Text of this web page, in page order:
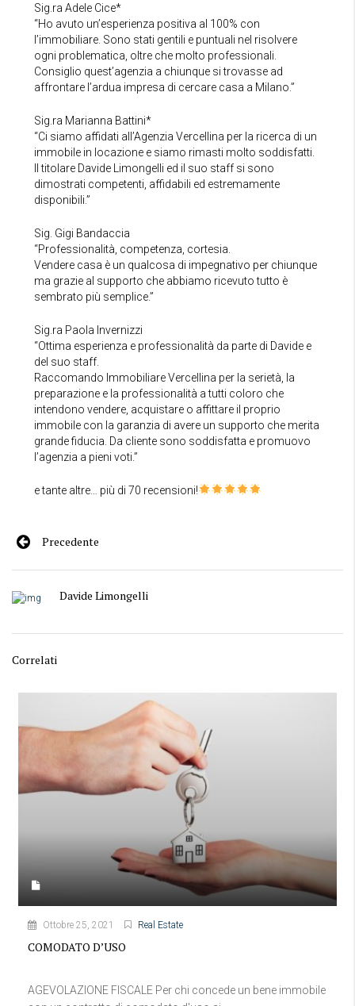
Sig.ra Adele Cice*
“Ho avuto un’esperienza positiva al 100% con
l’immobiliare. Sono stati gentili e puntuali nel risolvere
ogni problematica, oltre che molto professionali.
Consiglio quest’agenzia a chiunque si trovasse ad
affrontare l’ardua impresa di cercare casa a Milano.”
Sig.ra Marianna Battini*
“Ci siamo affidati all’Agenzia Vercellina per la ricerca di un
immobile in locazione e siamo rimasti molto soddisfatti.
Il titolare Davide Limongelli ed il suo staff si sono
dimostrati competenti, affidabili ed estremamente
disponibili.”
Sig. Gigi Bandaccia
“Professionalità, competenza, cortesia.
Vendere casa è un qualcosa di impegnativo per chiunque
ma grazie al supporto che abbiamo ricevuto tutto è
sembrato più semplice.”
Sig.ra Paola Invernizzi
“Ottima esperienza e professionalità da parte di Davide e
del suo staff.
Raccomando Immobiliare Vercellina per la serietà, la
preparazione e la professionalità a tutti coloro che
intendono vendere, acquistare o affittare il proprio
immobile con la garanzia di avere un supporto che merita
grande fiducia. Da cliente sono soddisfatta e promuovo
l’agenzia a pieni voti.”
e tante altre… più di 70 recensioni!
Precedente
Davide Limongelli
Correlati
Ottobre 25, 2021 Real Estate
COMODATO D’USO
AGEVOLAZIONE FISCALE Per chi concede un bene immobile